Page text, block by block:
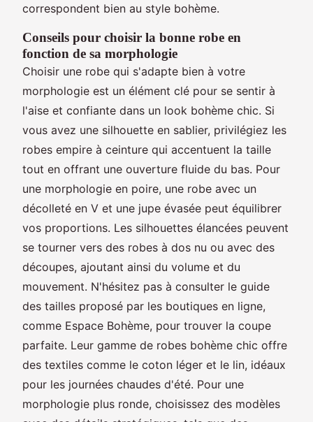
correspondent bien au style bohème.
Conseils pour choisir la bonne robe en
fonction de sa morphologie
Choisir une robe qui s'adapte bien à votre
morphologie est un élément clé pour se sentir à
l'aise et confiante dans un look bohème chic. Si
vous avez une silhouette en sablier, privilégiez les
robes empire à ceinture qui accentuent la taille
tout en offrant une ouverture fluide du bas. Pour
une morphologie en poire, une robe avec un
décolleté en V et une jupe évasée peut équilibrer
vos proportions. Les silhouettes élancées peuvent
se tourner vers des robes à dos nu ou avec des
découpes, ajoutant ainsi du volume et du
mouvement. N'hésitez pas à consulter le guide
des tailles proposé par les boutiques en ligne,
comme Espace Bohème, pour trouver la coupe
parfaite. Leur gamme de robes bohème chic offre
des textiles comme le coton léger et le lin, idéaux
pour les journées chaudes d'été. Pour une
morphologie plus ronde, choisissez des modèles